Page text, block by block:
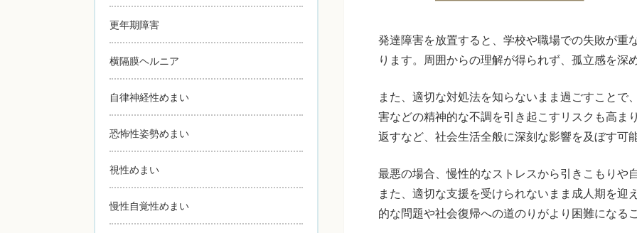
発達障害を放置すると、学校や職場での失敗が重
ります。周囲からの理解が得られず、孤立感を深
また、適切な対処法を知らないまま過ごすことで
害などの精神的な不調を引き起こすリスクも高ま
返すなど、社会生活全般に深刻な影響を及ぼす可
最悪の場合、慢性的なストレスから引きこもりや
また、適切な支援を受けられないまま成人期を迎
的な問題や社会復帰への道のりがより困難になる
更年期障害
横隔膜ヘルニア
自律神経性めまい
恐怖性姿勢めまい
視性めまい
慢性自覚性めまい